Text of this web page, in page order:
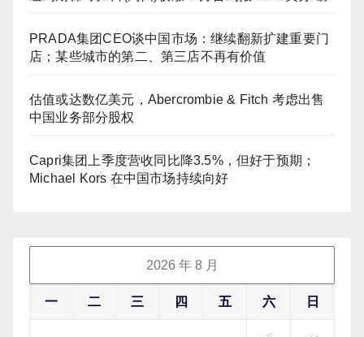
PRADA集团CEO谈中国市场：继续翻新扩建重要门
店；某些城市的第二、第三店不再有价值
估值或达数亿美元，Abercrombie & Fitch 考虑出售
中国业务部分股权
Capri集团上季度营收同比降3.5%，但好于预期；
Michael Kors 在中国市场持续向好
2026 年 8 月
一 二 三 四 五 六 日